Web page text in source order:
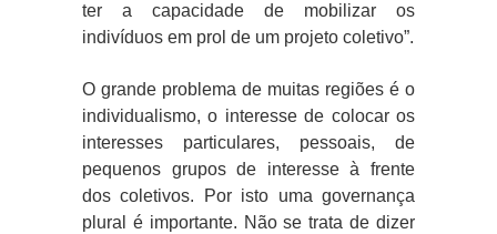
ter a capacidade de mobilizar os
indivíduos em prol de um projeto coletivo”.
O grande problema de muitas regiões é o
individualismo, o interesse de colocar os
interesses particulares, pessoais, de
pequenos grupos de interesse à frente
dos coletivos. Por isto uma governança
plural é importante. Não se trata de dizer